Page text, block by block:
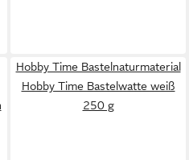
Hobby Time Bastelnaturmaterial
Hobby Time Bastelwatte weiß
250 g